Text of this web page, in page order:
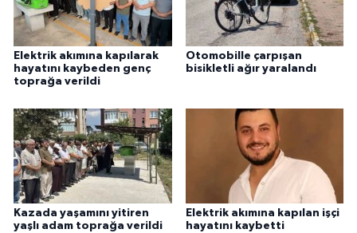
Elektrik akımına kapılarak
hayatını kaybeden genç
toprağa verildi
Otomobille çarpışan
bisikletli ağır yaralandı
Kazada yaşamını yitiren
yaşlı adam toprağa verildi
Elektrik akımına kapılan işçi
hayatını kaybetti
YEREL
Yerel Haberler